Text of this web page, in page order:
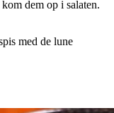
dem op i salaten.
med de lune